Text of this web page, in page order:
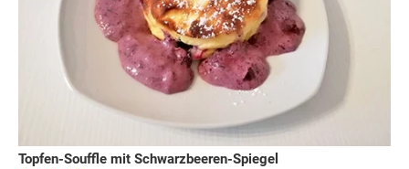
Topfen-Souffle mit Schwarzbeeren-Spiegel